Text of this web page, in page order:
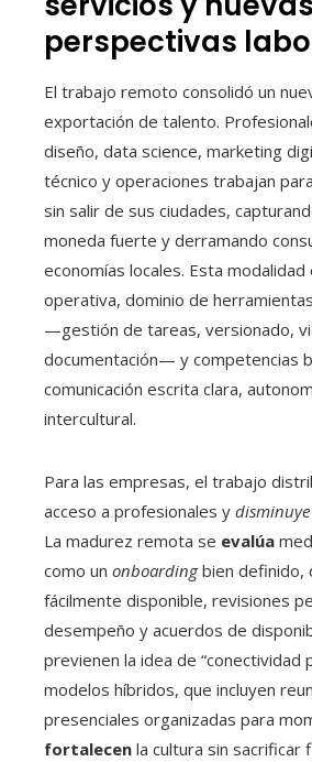
perspectivas
El trabajo remoto consolidó un
exportación de talento.
diseño, data science, marketing
técnico y operaciones trabajan
sin salir de sus ciudades,
moneda fuerte y derramando
economías locales. Esta modalidad
operativa, dominio de
—gestión de tareas, versionado,
documentación— y competencias
comunicación escrita clara,
intercultural.
Para las empresas, el trabajo
acceso a profesionales y disminuye
La madurez remota se evalúa
como un onboardingbien definido,
fácilmente disponible, revisiones
desempeño y acuerdos de
previenen la idea de “conectividad
modelos híbridos, que incluyen
presenciales organizadas para
fortalecen la cultura sin sacrificar